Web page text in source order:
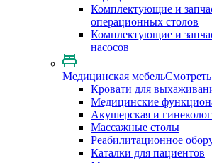
Комплектующие и
операционных столов
Комплектующие и
насосов
Медицинская мебель
Кровати для
Медицинские
Акушерская и
Массажные столы
Реабилитационное
Каталки для пациентов